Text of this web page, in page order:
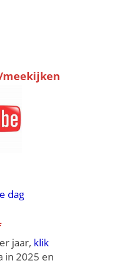
dag
jaar, klik
in 2025 en